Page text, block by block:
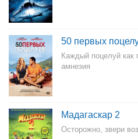
50 первых
Каждый поцелуй как
амнезия
Мадагаскар 2
Осторожно, звери